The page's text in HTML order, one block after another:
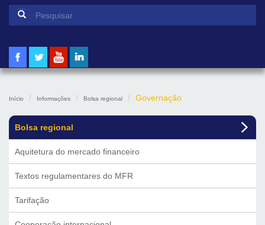
Formulário de pesquisa
Início Informações Bolsa regional Governação
Bolsa regional
Aquitetura do mercado financeiro
Textos regulamentares do MFR
Tarifação